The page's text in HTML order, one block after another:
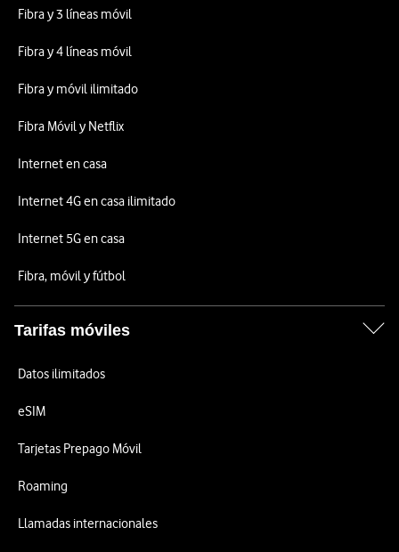
Fibra y 3 líneas móvil
Fibra y 4 líneas móvil
Fibra y móvil ilimitado
Fibra Móvil y Netflix
Internet en casa
Internet 4G en casa ilimitado
Internet 5G en casa
Fibra, móvil y fútbol
Tarifas móviles
Datos ilimitados
eSIM
Tarjetas Prepago Móvil
Roaming
Llamadas internacionales